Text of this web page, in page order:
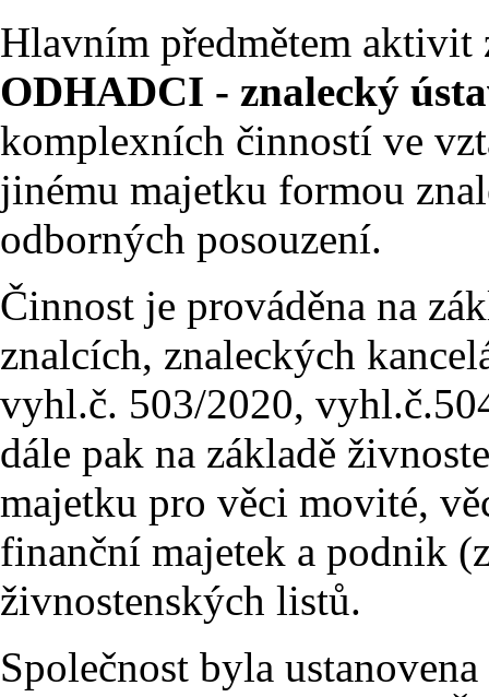
Hlavním předmětem aktivit
ODHADCI - znalecký
komplexních činností ve
jinému majetku formou
odborných posouzení.
Činnost je prováděna na
znalcích, znaleckých
vyhl.č. 503/2020,
dále pak na základě
majetku pro věci movité,
finanční majetek a podnik
živnostenských listů.
Společnost byla